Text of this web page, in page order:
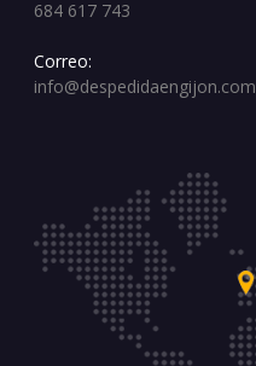
684 617 743
Correo:
info@despedidaengijon.com